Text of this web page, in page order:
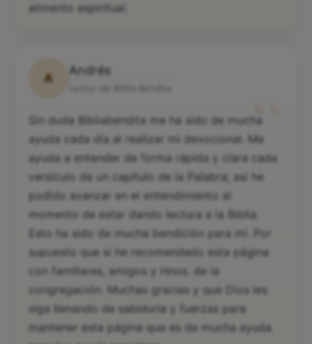
alimento espiritual.
A
Andrés
“
Sin duda Bibliabendita me ha sido de mucha
ayuda cada día al realizar mi devocional. Me
ayuda a entender de forma rápida y clara cada
versículo de un capítulo de la Palabra; así he
podido avanzar en el entendimiento al
momento de estar dando lectura a la Biblia.
Esto ha sido de mucha bendición para mi. Por
supuesto que si he recomendado esta página
con familiares, amigos y Hnos. de la
congregación. Muchas gracias y que Dios les
siga llenando de sabiduría y fuerzas para
mantener esta página que es de mucha ayuda